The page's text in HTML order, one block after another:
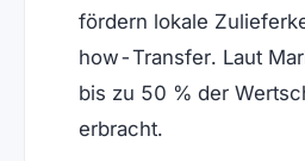
fördern lokale
how-Transfer. Laut
bis zu 50 % der
erbracht.